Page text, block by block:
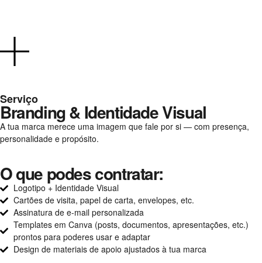
Serviço
Branding & Identidade Visual
A tua marca merece uma imagem que fale por si — com presença,
personalidade e propósito.
O que podes contratar:
Logotipo + Identidade Visual
Cartões de visita, papel de carta, envelopes, etc.
Assinatura de e-mail personalizada
Templates em Canva (posts, documentos, apresentações, etc.)
prontos para poderes usar e adaptar
Design de materiais de apoio ajustados à tua marca